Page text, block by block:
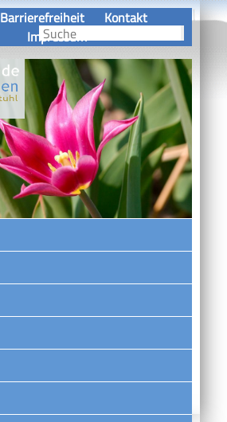
Barrierefreiheit
Kontakt
Impressum